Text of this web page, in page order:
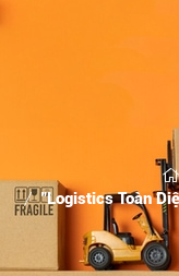
"Logistics Toàn